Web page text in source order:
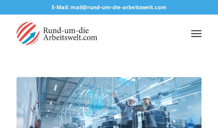
E-Mail: mail@rund-um-die-arbeitswelt.com